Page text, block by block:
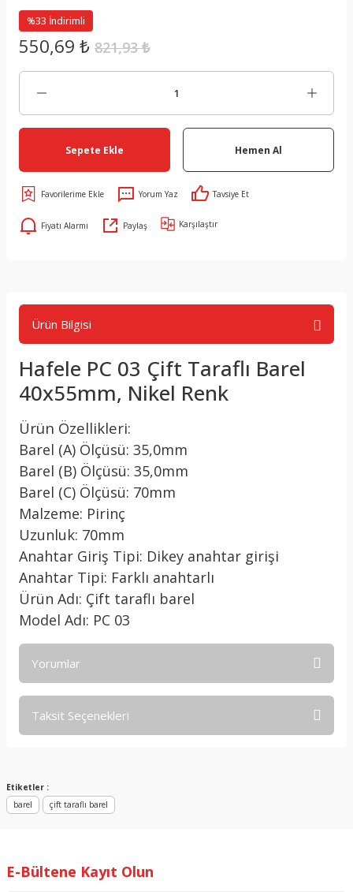
%33 İndirimli
550,69 ₺ 821,93 ₺
Sepete Ekle Hemen Al
Yorum Yaz Tavsiye Et
Fiyatı Alarmı Paylaş Karşılaştır
Ürün Bilgisi
Hafele PC 03 Çift Taraflı Barel
40x55mm, Nikel Renk
Ürün Özellikleri:
Barel (A) Ölçüsü: 35,0mm
Barel (B) Ölçüsü: 35,0mm
Barel (C) Ölçüsü: 70mm
Malzeme: Pirinç
Uzunluk: 70mm
Anahtar Giriş Tipi: Dikey anahtar girişi
Anahtar Tipi: Farklı anahtarlı
Ürün Adı: Çift taraflı barel
Model Adı: PC 03
Yorumlar
Taksit Seçenekleri
Etiketler :
barel
çift taraflı barel
E-Bültene Kayıt Olun